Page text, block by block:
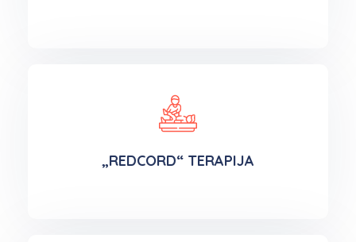
„REDCORD“ TERAPIJA